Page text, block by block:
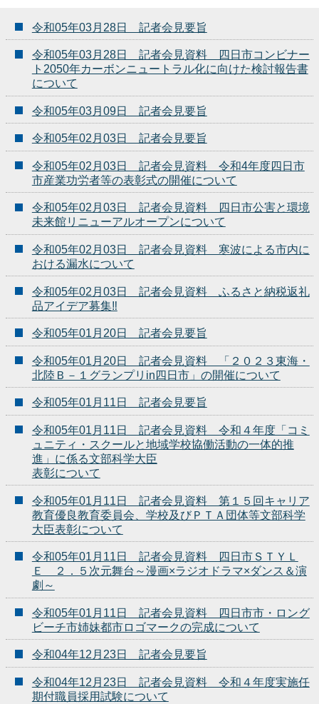
令和05年03月28日 記者会見要旨
令和05年03月28日 記者会見資料 四日市コンビナー
ト2050年カーボンニュートラル化に向けた検討報告書
について
令和05年03月09日 記者会見要旨
令和05年02月03日 記者会見要旨
令和05年02月03日 記者会見資料 令和4年度四日市
市産業功労者等の表彰式の開催について
令和05年02月03日 記者会見資料 四日市公害と環境
未来館リニューアルオープンについて
令和05年02月03日 記者会見資料 寒波による市内に
おける漏水について
令和05年02月03日 記者会見資料 ふるさと納税返礼
品アイデア募集‼
令和05年01月20日 記者会見要旨
令和05年01月20日 記者会見資料 「２０２３東海・
北陸Ｂ－１グランプリin四日市」の開催について
令和05年01月11日 記者会見要旨
令和05年01月11日 記者会見資料 令和４年度「コミ
ュニティ・スクールと地域学校協働活動の一体的推
進」に係る文部科学大臣
表彰について
令和05年01月11日 記者会見資料 第１５回キャリア
教育優良教育委員会、学校及びＰＴＡ団体等文部科学
大臣表彰について
令和05年01月11日 記者会見資料 四日市ＳＴＹＬ
Ｅ ２．５次元舞台～漫画×ラジオドラマ×ダンス＆演
劇～
令和05年01月11日 記者会見資料 四日市市・ロング
ビーチ市姉妹都市ロゴマークの完成について
令和04年12月23日 記者会見要旨
令和04年12月23日 記者会見資料 令和４年度実施任
期付職員採用試験について